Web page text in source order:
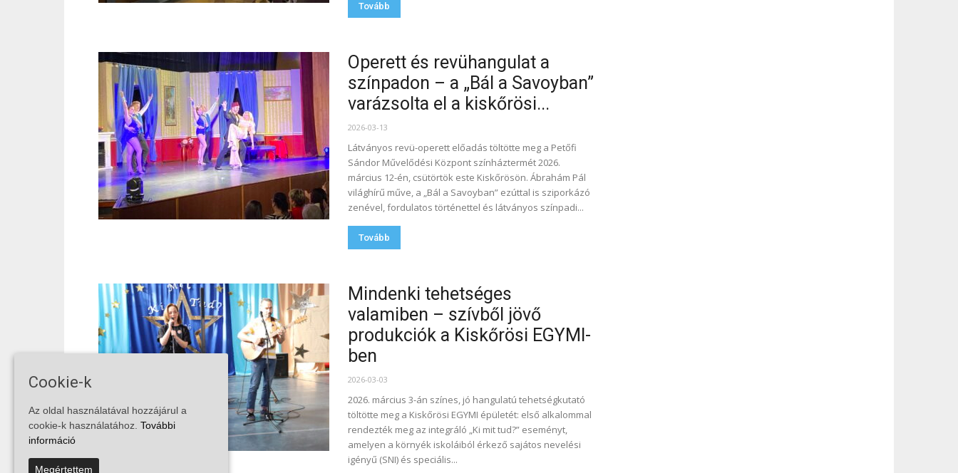
Tovább
Operett és revühangulat a
színpadon – a „Bál a Savoyban”
varázsolta el a kiskőrösi...
2026-03-13
Látványos revü-operett előadás töltötte meg a Petőfi
Sándor Művelődési Központ színháztermét 2026.
március 12-én, csütörtök este Kiskőrösön. Ábrahám Pál
világhírű műve, a „Bál a Savoyban” ezúttal is sziporkázó
zenével, fordulatos történettel és látványos színpadi...
Tovább
Mindenki tehetséges
valamiben – szívből jövő
produkciók a Kiskőrösi EGYMI-
ben
2026-03-03
2026. március 3-án színes, jó hangulatú tehetségkutató
töltötte meg a Kiskőrösi EGYMI épületét: első alkalommal
rendezték meg az integráló „Ki mit tud?” eseményt,
amelyen a környék iskoláiból érkező sajátos nevelési
igényű (SNI) és speciális...
Cookie-k
Az oldal használatával hozzájárul a
cookie-k használatához. További
információ
Megértettem